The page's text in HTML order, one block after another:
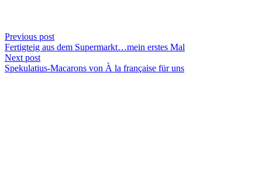
Previous post
Fertigteig aus dem Supermarkt…mein erstes Mal
Next post
Spekulatius-Macarons von À la française für uns